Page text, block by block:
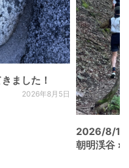
ました！
2026年8月5日
2026/8/
朝明渓谷 ×